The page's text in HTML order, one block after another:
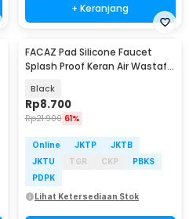
+ Keranjang
FACAZ Pad Silicone Faucet
Splash Proof Keran Air Wastafel
Black
Rp8.700
Rp21.900 61%
Online JKTP
JKTB
JKTU
TGR CKP
PBKS
PDPK
Lihat Ketersediaan Stok